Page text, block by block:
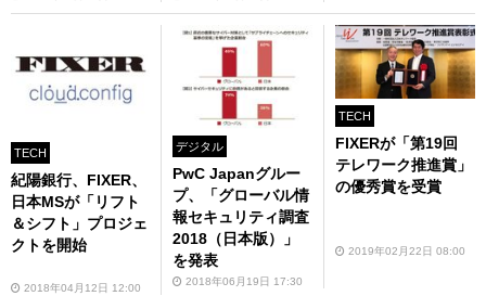
TECH
紀陽銀行、FIXER、
日本MSが「リフト
＆シフト」プロジェ
クトを開始
2018年04月12日 12:00
デジタル
PwC Japanグルー
プ、「グローバル情
報セキュリティ調査
2018（日本版）」
を発表
2018年06月19日 17:30
TECH
FIXERが「第19回
テレワーク推進賞」
の優秀賞を受賞
2019年02月22日 08:00